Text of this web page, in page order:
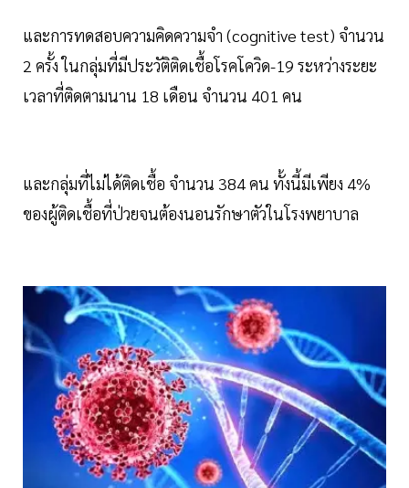
และการทดสอบความคิดความจำ (cognitive test) จำนวน
2 ครั้ง ในกลุ่มที่มีประวัติติดเชื้อโรคโควิด-19 ระหว่างระยะ
เวลาที่ติดตามนาน 18 เดือน จำนวน 401 คน
และกลุ่มที่ไม่ได้ติดเชื้อ จำนวน 384 คน ทั้งนี้มีเพียง 4%
ของผู้ติดเชื้อที่ป่วยจนต้องนอนรักษาตัวในโรงพยาบาล